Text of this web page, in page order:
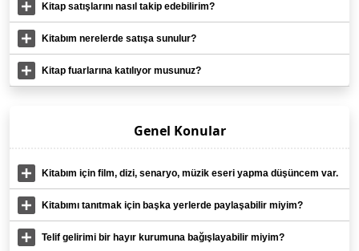
Kitap satışlarını nasıl takip edebilirim?
Kitabım nerelerde satışa sunulur?
Kitap fuarlarına katılıyor musunuz?
Genel Konular
Kitabım için film, dizi, senaryo, müzik eseri yapma düşüncem var.
Bu haklar size mi geçiyor?
Kitabımı tanıtmak için başka yerlerde paylaşabilir miyim?
Telif gelirimi bir hayır kurumuna bağışlayabilir miyim?